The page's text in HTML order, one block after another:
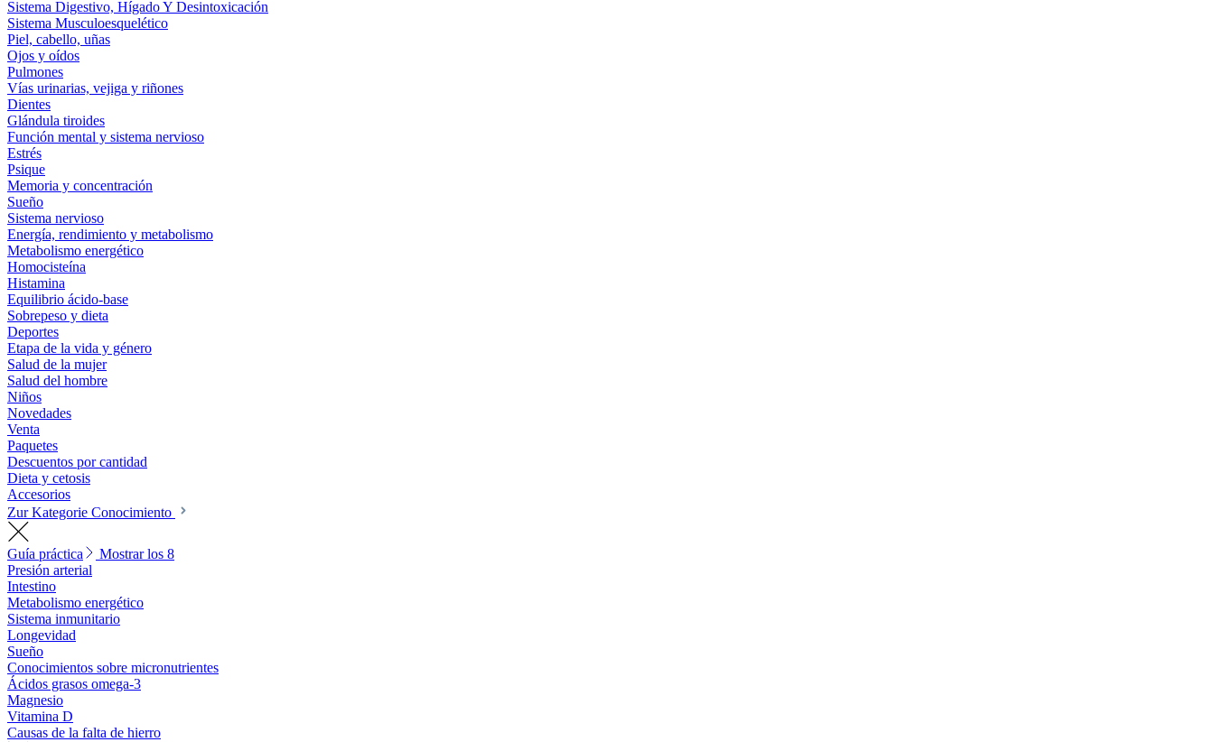
Sistema Digestivo, Hígado Y Desintoxicación
Sistema Musculoesquelético
Piel, cabello, uñas
Ojos y oídos
Pulmones
Vías urinarias, vejiga y riñones
Dientes
Glándula tiroides
Función mental y sistema nervioso
Estrés
Psique
Memoria y concentración
Sueño
Sistema nervioso
Energía, rendimiento y metabolismo
Metabolismo energético
Homocisteína
Histamina
Equilibrio ácido-base
Sobrepeso y dieta
Deportes
Etapa de la vida y género
Salud de la mujer
Salud del hombre
Niños
Novedades
Venta
Paquetes
Descuentos por cantidad
Dieta y cetosis
Accesorios
Zur Kategorie Conocimiento
Guía práctica
Mostrar los 8
Presión arterial
Intestino
Metabolismo energético
Sistema inmunitario
Longevidad
Sueño
Conocimientos sobre micronutrientes
Ácidos grasos omega-3
Magnesio
Vitamina D
Causas de la falta de hierro